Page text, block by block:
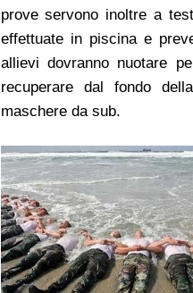
prove servono inoltre a
effettuate in piscina e
allievi dovranno nuotare
recuperare dal fondo
maschere da sub.